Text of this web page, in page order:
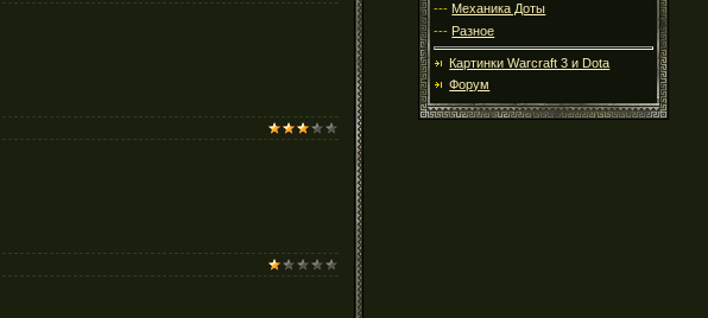
--- Механика Доты
--- Разное
Картинки Warcraft 3 и Dota
Форум